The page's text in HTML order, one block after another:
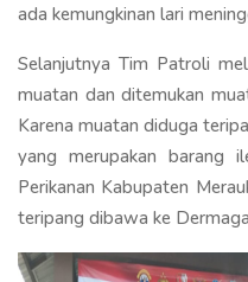
ada kemungkinan lari
Selanjutnya Tim Patroli
muatan dan ditemukan
Karena muatan diduga
yang merupakan barang
Perikanan Kabupaten
teripang dibawa ke